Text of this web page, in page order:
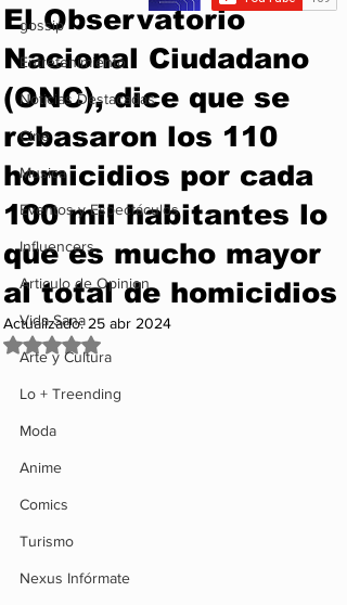
gossip
Entretenimiento
Noticias Destacadas
Cine
Musica
Eventos y Espectáculos
Influencers
Articulo de Opinion
Vida Sana
Arte y Cultura
Lo + Treending
Moda
Anime
Comics
Turismo
Nexus Infórmate
El Observatorio
Nacional Ciudadano
(ONC), dice que se
rebasaron los 110
homicidios por cada
100 mil habitantes lo
que es mucho mayor
al total de homicidios
Actualizado:25 abr 2024
Obtuvo NaN de 5 estrellas.